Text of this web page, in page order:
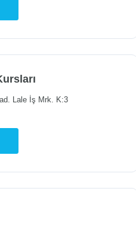
Lale İş Mrk. K:3